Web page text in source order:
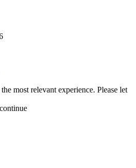
most relevant experience. Please let